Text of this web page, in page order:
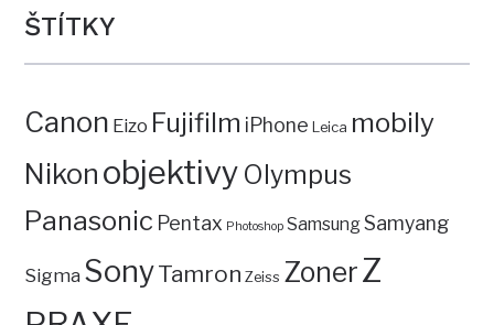
ŠTÍTKY
Canon Eizo Fujifilm iPhone Leica mobily
Nikon objektivy Olympus
Panasonic Pentax Photoshop SamsungSamyang
Sigma SonyTamron Zeiss ZonerZ